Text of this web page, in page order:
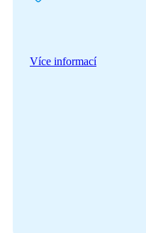
Více informací